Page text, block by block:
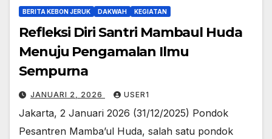
BERITA KEBON JERUK DAKWAH KEGIATAN
Refleksi Diri Santri Mambaul Huda
Menuju Pengamalan Ilmu
Sempurna
JANUARI 2, 2026 USER1
Jakarta, 2 Januari 2026 (31/12/2025) Pondok
Pesantren Mamba’ul Huda, salah satu pondok